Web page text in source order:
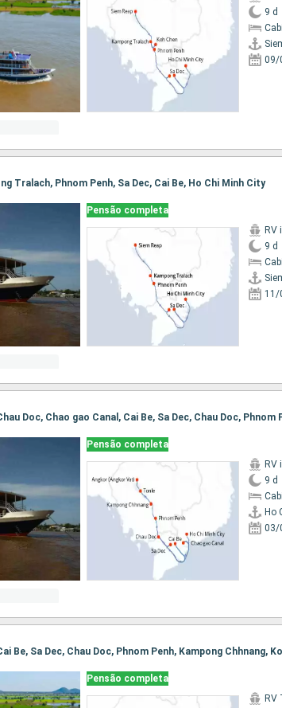
9 d
09/
Tralach, Phnom Penh, Sa Dec, Cai Be, Ho Chi Minh City
Pensão completa
RV
9 d
11/
Pensão completa
RV
9 d
Ho
03/
Pensão completa
RV